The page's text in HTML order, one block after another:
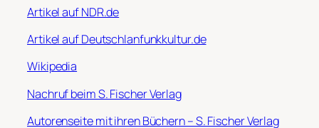
Artikel auf NDR.de
Artikel auf Deutschlanfunkkultur.de
Wikipedia
Nachruf beim S. Fischer Verlag
Autorenseite mit ihren Büchern – S. Fischer Verlag